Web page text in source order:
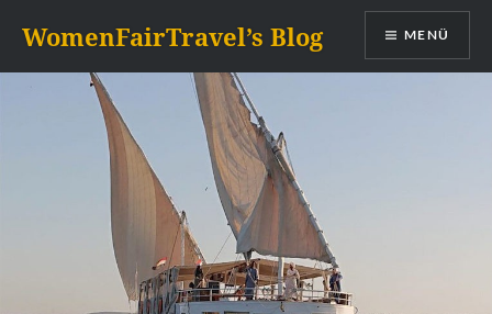
Inhalt
springen
WomenFairTravel’s Blog MENÜ